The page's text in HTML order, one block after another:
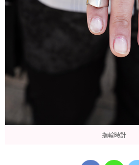
指輪時計